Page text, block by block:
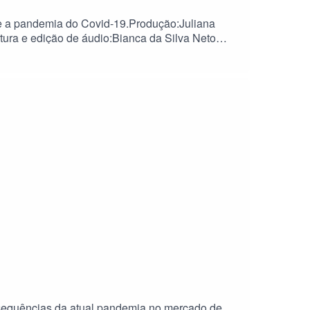
pandemia do Covid-19.Produção:Juliana
e edição de áudio:Bianca da Silva Neto
Episódio)Criação e edição do
e edição da capa:Bianca da Silva NetoWeder